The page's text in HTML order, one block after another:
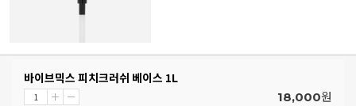
바이브믹스 피치크러쉬 베이스 1L
18,000원